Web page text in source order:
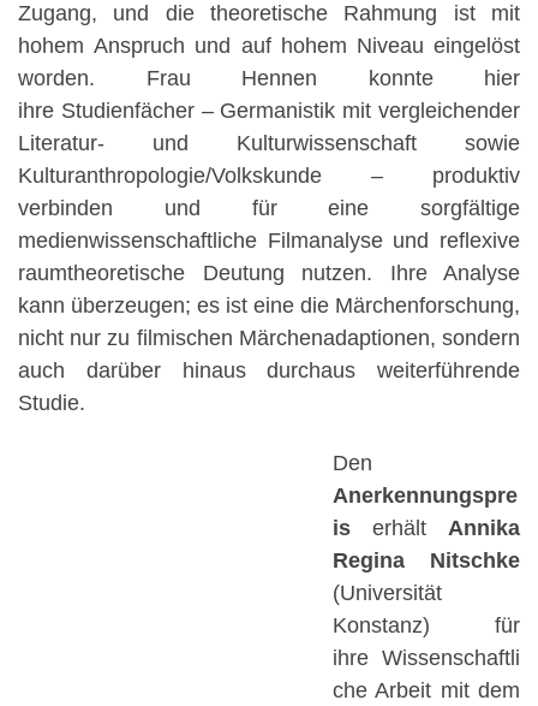
Zugang, und die theoretische Rahmung ist mit
hohem Anspruch und auf hohem Niveau eingelöst
worden. Frau Hennen konnte hier
ihre Studienfächer – Germanistik mit vergleichender
Literatur- und Kulturwissenschaft sowie
Kulturanthropologie/Volkskunde – produktiv
verbinden und für eine sorgfältige
medienwissenschaftliche Filmanalyse und reflexive
raumtheoretische Deutung nutzen. Ihre Analyse
kann überzeugen; es ist eine die Märchenforschung,
nicht nur zu filmischen Märchenadaptionen, sondern
auch darüber hinaus durchaus weiterführende
Studie.
Den
Anerkennungspre
iserhält Annika
Regina Nitschke
(Universität
Konstanz) für
ihre Wissenschaftli
che Arbeit mit dem